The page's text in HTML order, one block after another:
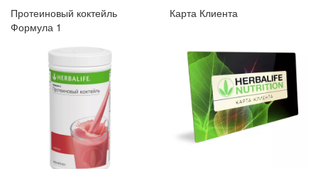
Протеиновый коктейль
Формула 1
Карта Клиента